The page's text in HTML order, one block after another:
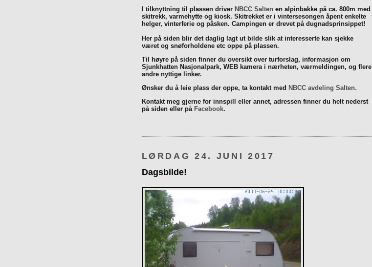
I tilknyttning til plassen driver NBCC Salten en alpinbakke på ca. 800m med
skitrekk, varmehytte og kiosk. Skitrekket er i vintersesongen åpent enkelte
helger, vinterferie og påsken. Campingen er drevet på dugnadsprinsippet!
Her på siden blir det daglig lagt ut bilde slik at interesserte kan sjekke
været og snøforholdene etc oppe på plassen.
Til høyre på siden finner du oversikt over turforslag, informasjon om
Sjunkhatten Nasjonalpark, WEB kamera i nærheten, værmeldingen, og flere
andre nyttige linker.
Ønsker du å leie plass der oppe, ta kontakt med NBCC avdeling Salten.
Kontakt meg gjerne for innspill eller annet, adressen finner du helt nederst
på siden eller på Facebook.
LØRDAG 24. JUNI 2017
Dagsbilde!